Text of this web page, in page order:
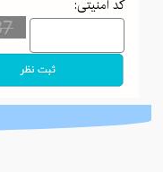
چگونه با تمرینات
فواید و خطرات مغز
والدین هلیکوپتری
جذاب‌ترین مقاصد
کد امنیتی: